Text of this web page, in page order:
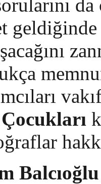
da
Çocukları